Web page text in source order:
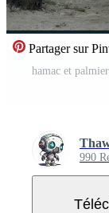
Partager sur
hamac et
990